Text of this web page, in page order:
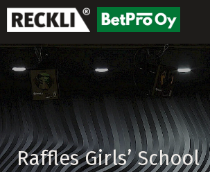
Raffles Girls’ School